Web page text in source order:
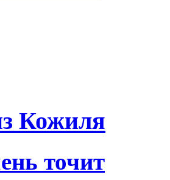
Кожиля
точит